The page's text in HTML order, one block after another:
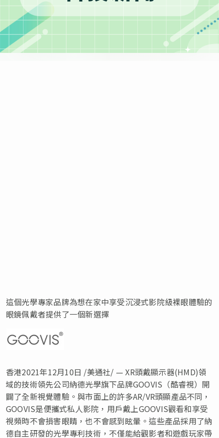
這個光學專家品牌為想在家中享受沉浸式影院級裸眼體驗的
眼鏡佩戴者提供了一個新選擇
香港2021年12月10日 /美通社/ — XR頭戴顯示器(HMD)領
域的技術領先公司納德光學旗下品牌GOOVIS（酷睿視）開
闢了全新視覺體驗。與市面上的許多AR/VR頭顯產品不同，
GOOVIS是便攜式私人影院，用戶戴上GOOVIS觀看和享受
視頻時不會損害眼睛，也不會感到眩暈。這些產品採用了納
德自主研發的光學專利技術，不僅能給觀影者和遊戲玩家帶